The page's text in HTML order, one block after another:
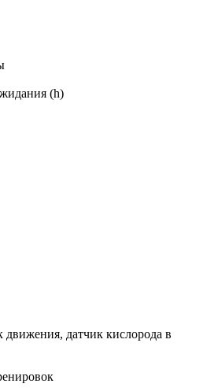
(h)
движения, датчик кислорода в